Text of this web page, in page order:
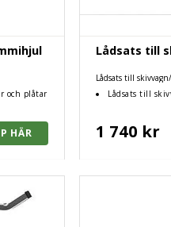
och plåtar
Lådsats till
Lådsats till
Lådsats till
1 740 kr